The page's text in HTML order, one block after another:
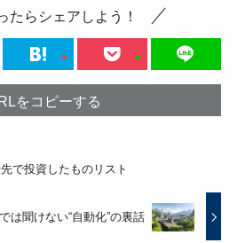
たらシェアしよう！
をコピーする
で投資したものリスト
は聞けない“自動化”の裏話